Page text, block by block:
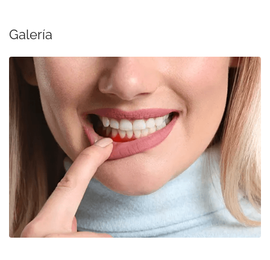
Galería